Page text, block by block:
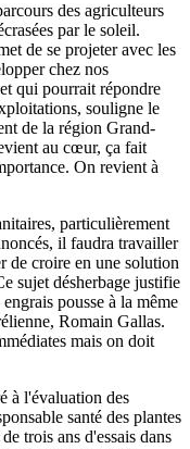
des agriculteurs
par le soleil.
de se projeter avec les
chez nos
qui pourrait répondre
souligne le
de la région Grand-
au cœur, ça fait
On revient à
particulièrement
il faudra travailler
de croire en une solution
sujet désherbage justifie
pousse à la même
Romain Gallas.
mais on doit
à l'évaluation des
santé des plantes
trois ans d'essais dans